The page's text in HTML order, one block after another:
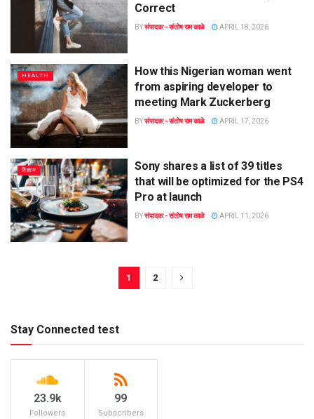
Correct
BYसंपादक:- संतोष राम काळे APRIL 18, 2026
HEALTH
How this Nigerian woman went
from aspiring developer to
meeting Mark Zuckerberg
BYसंपादक:- संतोष राम काळे APRIL 17, 2026
विज्ञान
Sony shares a list of 39 titles
that will be optimized for the PS4
Pro at launch
BYसंपादक:- संतोष राम काळे APRIL 11, 2026
1 2
Stay Connected test
23.9k
Followers
99
Subscribers